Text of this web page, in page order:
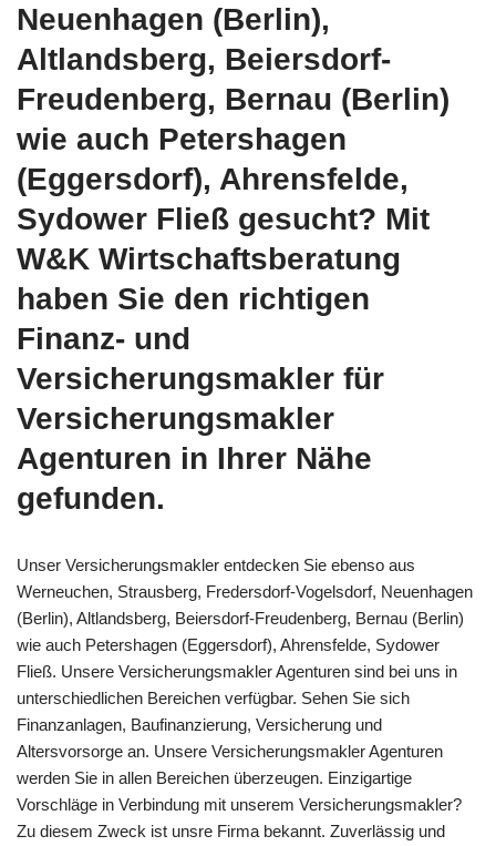
Neuenhagen (Berlin),
Altlandsberg, Beiersdorf-
Freudenberg, Bernau (Berlin)
wie auch Petershagen
(Eggersdorf), Ahrensfelde,
Sydower Fließ gesucht? Mit
W&K Wirtschaftsberatung
haben Sie den richtigen
Finanz- und
Versicherungsmakler für
Versicherungsmakler
Agenturen in Ihrer Nähe
gefunden.
Unser Versicherungsmakler entdecken Sie ebenso aus
Werneuchen, Strausberg, Fredersdorf-Vogelsdorf, Neuenhagen
(Berlin), Altlandsberg, Beiersdorf-Freudenberg, Bernau (Berlin)
wie auch Petershagen (Eggersdorf), Ahrensfelde, Sydower
Fließ. Unsere Versicherungsmakler Agenturen sind bei uns in
unterschiedlichen Bereichen verfügbar. Sehen Sie sich
Finanzanlagen, Baufinanzierung, Versicherung und
Altersvorsorge an. Unsere Versicherungsmakler Agenturen
werden Sie in allen Bereichen überzeugen. Einzigartige
Vorschläge in Verbindung mit unserem Versicherungsmakler?
Zu diesem Zweck ist unsre Firma bekannt. Zuverlässig und